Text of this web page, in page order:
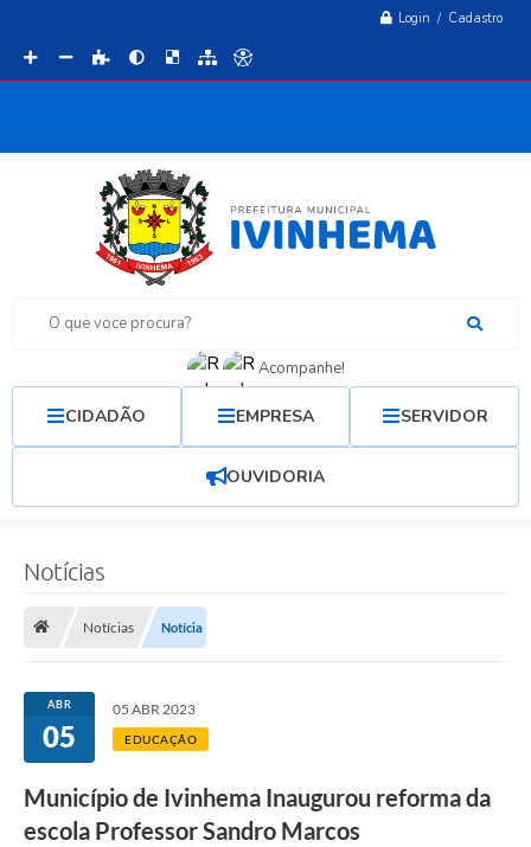
Login / Cadastro
O que voce procura?
Acompanhe!
CIDADÃO EMPRESA SERVIDOR
OUVIDORIA
Notícias
Notícias Notícia
ABR
05
05 ABR 2023
EDUCAÇÃO
Município de Ivinhema Inaugurou reforma da
escola Professor Sandro Marcos